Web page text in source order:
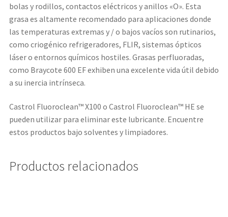
bolas y rodillos, contactos eléctricos y anillos «O». Esta
grasa es altamente recomendado para aplicaciones donde
las temperaturas extremas y / o bajos vacíos son rutinarios,
como criogénico refrigeradores, FLIR, sistemas ópticos
láser o entornos químicos hostiles. Grasas perfluoradas,
como Braycote 600 EF exhiben una excelente vida útil debido
a su inercia intrínseca.
Castrol Fluoroclean™ X100 o Castrol Fluoroclean™ HE se
pueden utilizar para eliminar este lubricante. Encuentre
estos productos bajo solventes y limpiadores.
Productos relacionados